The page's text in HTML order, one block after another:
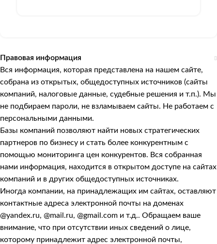
Правовая информация
Вся информация, которая представлена на нашем сайте,
собрана из открытых, общедоступных источников (сайты
компаний, налоговые данные, судебные решения и т.п.). Мы
не подбираем пароли, не взламываем сайты. Не работаем с
персональными данными.
Базы компаний позволяют найти новых стратегических
партнеров по бизнесу и стать более конкурентным с
помощью мониторинга цен конкурентов. Вся собранная
нами информация, находится в открытом доступе на сайтах
компаний и в других общедоступных источниках.
Иногда компании, на принадлежащих им сайтах, оставляют
контактные адреса электронной почты на доменах
@yandex.ru, @mail.ru, @gmail.com и т.д.. Обращаем ваше
внимание, что при отсутствии иных сведений о лице,
которому принадлежит адрес электронной почты,